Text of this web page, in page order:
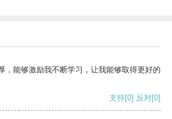
，能够激励我不断学习，让我能够取得更好的
支持[0] 反对[0]